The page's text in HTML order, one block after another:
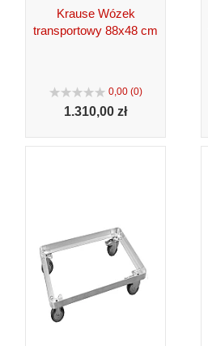
Krause Wózek
transportowy 88x48 cm
0,00 (0)
1.310,00 zł